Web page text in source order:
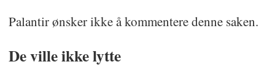
Palantir ønsker ikke å kommentere denne saken.
De ville ikke lytte